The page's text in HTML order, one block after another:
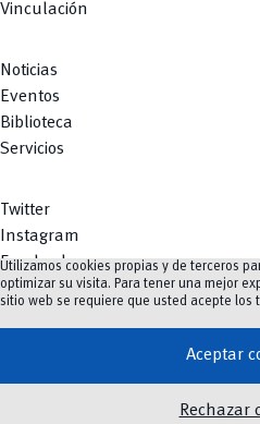
Vinculación
Noticias
Eventos
Biblioteca
Servicios
Twitter
Instagram
Facebook
Youtube
Utilizamos cookies propias y de terceros
optimizar su visita. Para tener una mejor
sitio web se requiere que usted acepte los
Aceptar
Rechazar